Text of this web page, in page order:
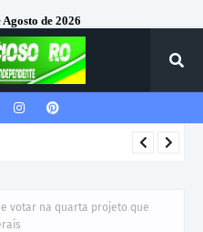
de 2026
votar na quarta projeto que